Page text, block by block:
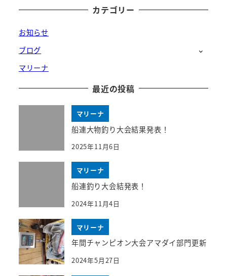
カテゴリー
お知らせ
ブログ
マリーナ
最近の投稿
マリーナ
船連大物釣り大会結果発表！
2025年11月6日
マリーナ
船連釣り大会結発表！
2024年11月4日
マリーナ
年間チャンピオン大会アマダイ部門更新
2024年5月27日